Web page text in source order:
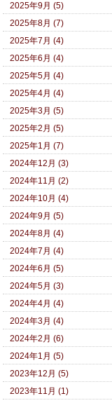
2025年9月 (5)
2025年8月 (7)
2025年7月 (4)
2025年6月 (4)
2025年5月 (4)
2025年4月 (4)
2025年3月 (5)
2025年2月 (5)
2025年1月 (7)
2024年12月 (3)
2024年11月 (2)
2024年10月 (4)
2024年9月 (5)
2024年8月 (4)
2024年7月 (4)
2024年6月 (5)
2024年5月 (3)
2024年4月 (4)
2024年3月 (4)
2024年2月 (6)
2024年1月 (5)
2023年12月 (5)
2023年11月 (1)